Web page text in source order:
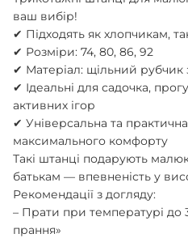
ваш вибір!
✔ Підходять як хлопчикам,
✔ Розміри: 74, 80, 86, 92
✔ Матеріал: щільний рубчик
✔ Ідеальні для садочка,
активних ігор
✔ Універсальна та
максимального комфорту
Такі штанці подарують
батькам — впевненість у
Рекомендації з догляду:
– Прати при температурі до
прання»
ФУТБОЛКИ
ЧОЛОВІЧКИ СЛІПИ
ШАПОЧКИ
ШТАНЦІ
ПОВЗУНКИ
ШАПКИ ПОВ'ЯЗКИ